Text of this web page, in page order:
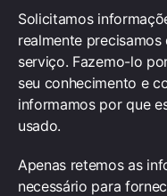
Solicitamos
realmente
serviço. Fazemo-lo
seu conhecimento e
informamos por que
usado.
Apenas retemos as
necessário para